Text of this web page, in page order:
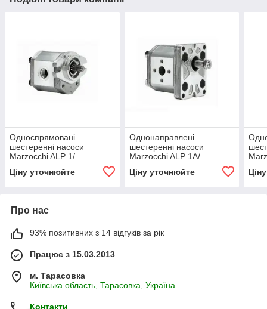
Односпрямовані
шестеренні насоси
Marzocchi ALP 1/
pumps ALP 1
Ціну уточнюйте
Однонаправлені
шестеренні насоси
Marzocchi ALP 1A/
pumps ALP 1A
Ціну уточнюйте
Про нас
93% позитивних з 14 відгуків за рік
Працює з 15.03.2013
м. Тарасовка
Київська область, Тарасовка, Україна
Контакти